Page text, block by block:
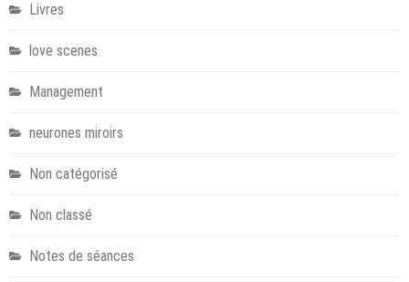
Livres
love scenes
Management
neurones miroirs
Non catégorisé
Non classé
Notes de séances